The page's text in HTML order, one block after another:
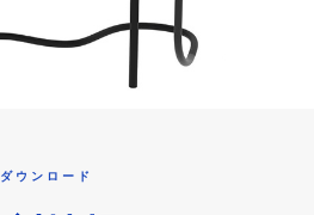
ダウンロード